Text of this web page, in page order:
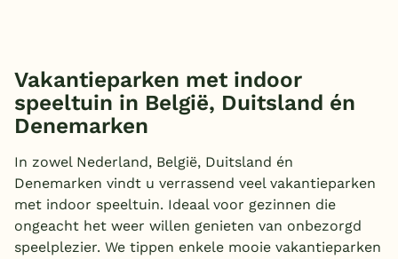
Vakantieparken met indoor
speeltuin in België, Duitsland én
Denemarken
In zowel Nederland, België, Duitsland én
Denemarken vindt u verrassend veel vakantieparken
met indoor speeltuin. Ideaal voor gezinnen die
ongeacht het weer willen genieten van onbezorgd
speelplezier. We tippen enkele mooie vakantieparken